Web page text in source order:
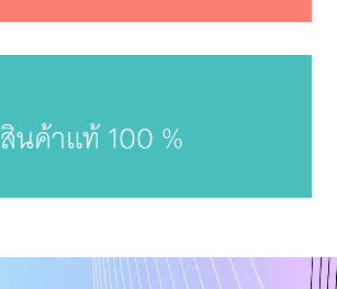
สินค้าแท้ 100 %